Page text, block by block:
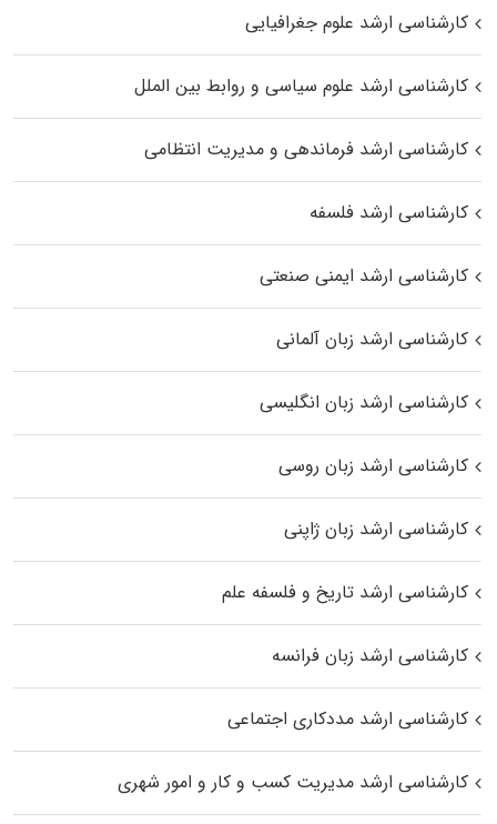
کارشناسی ارشد علوم جغرافیایی
کارشناسی ارشد علوم سیاسی و روابط بین الملل
کارشناسی ارشد فرماندهی و مدیریت انتظامی
کارشناسی ارشد فلسفه
کارشناسی ارشد ایمنی صنعتی
کارشناسی ارشد زبان آلمانی
کارشناسی ارشد زبان انگلیسی
کارشناسی ارشد زبان روسی
کارشناسی ارشد زبان ژاپنی
کارشناسی ارشد تاریخ و فلسفه علم
کارشناسی ارشد زبان فرانسه
کارشناسی ارشد مددکاری اجتماعی
کارشناسی ارشد مدیریت کسب و کار و امور شهری